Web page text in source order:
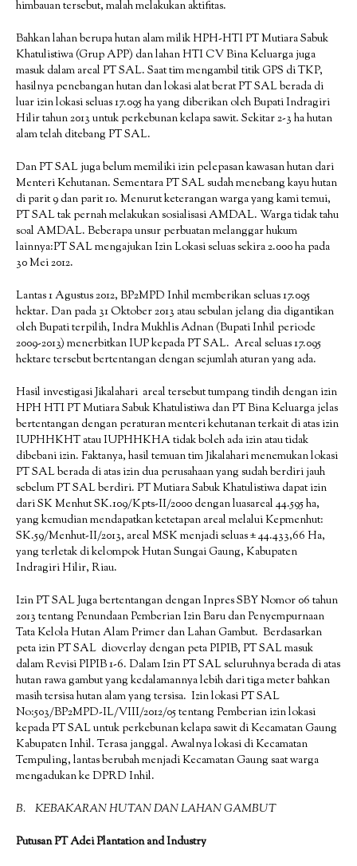
himbauan tersebut, malah melakukan aktifitas.
Bahkan lahan berupa hutan alam milik HPH-HTI PT Mutiara Sabuk
Khatulistiwa (Grup APP) dan lahan HTI CV Bina Keluarga juga
masuk dalam areal PT SAL. Saat tim mengambil titik GPS di TKP,
hasilnya penebangan hutan dan lokasi alat berat PT SAL berada di
luar izin lokasi seluas 17.095 ha yang diberikan oleh Bupati Indragiri
Hilir tahun 2013 untuk perkebunan kelapa sawit. Sekitar 2-3 ha hutan
alam telah ditebang PT SAL.
Dan PT SAL juga belum memiliki izin pelepasan kawasan hutan dari
Menteri Kehutanan. Sementara PT SAL sudah menebang kayu hutan
di parit 9 dan parit 10. Menurut keterangan warga yang kami temui,
PT SAL tak pernah melakukan sosialisasi AMDAL. Warga tidak tahu
soal AMDAL. Beberapa unsur perbuatan melanggar hukum
lainnya:PT SAL mengajukan Izin Lokasi seluas sekira 2.000 ha pada
30 Mei 2012.
Lantas 1 Agustus 2012, BP2MPD Inhil memberikan seluas 17.095
hektar. Dan pada 31 Oktober 2013 atau sebulan jelang dia digantikan
oleh Bupati terpilih, Indra Mukhlis Adnan (Bupati Inhil periode
2009-2013) menerbitkan IUP kepada PT SAL. Areal seluas 17.095
hektare tersebut bertentangan dengan sejumlah aturan yang ada.
Hasil investigasi Jikalahari areal tersebut tumpang tindih dengan izin
HPH HTI PT Mutiara Sabuk Khatulistiwa dan PT Bina Keluarga jelas
bertentangan dengan peraturan menteri kehutanan terkait di atas izin
IUPHHKHT atau IUPHHKHA tidak boleh ada izin atau tidak
dibebani izin. Faktanya, hasil temuan tim Jikalahari menemukan lokasi
PT SAL berada di atas izin dua perusahaan yang sudah berdiri jauh
sebelum PT SAL berdiri. PT Mutiara Sabuk Khatulistiwa dapat izin
dari SK Menhut SK.109/Kpts-II/2000 dengan luasareal 44.595 ha,
yang kemudian mendapatkan ketetapan areal melalui Kepmenhut:
SK.59/Menhut-II/2013, areal MSK menjadi seluas ± 44.433,66 Ha,
yang terletak di kelompok Hutan Sungai Gaung, Kabupaten
Indragiri Hilir, Riau.
Izin PT SAL Juga bertentangan dengan Inpres SBY Nomor 06 tahun
2013 tentang Penundaan Pemberian Izin Baru dan Penyempurnaan
Tata Kelola Hutan Alam Primer dan Lahan Gambut. Berdasarkan
peta izin PT SAL dioverlay dengan peta PIPIB, PT SAL masuk
dalam Revisi PIPIB 1-6. Dalam Izin PT SAL seluruhnya berada di atas
hutan rawa gambut yang kedalamannya lebih dari tiga meter bahkan
masih tersisa hutan alam yang tersisa. Izin lokasi PT SAL
No:503/BP2MPD-IL/VIII/2012/05 tentang Pemberian izin lokasi
kepada PT SAL untuk perkebunan kelapa sawit di Kecamatan Gaung
Kabupaten Inhil. Terasa janggal. Awalnya lokasi di Kecamatan
Tempuling, lantas berubah menjadi Kecamatan Gaung saat warga
mengadukan ke DPRD Inhil.
B. KEBAKARAN HUTAN DAN LAHAN GAMBUT
Putusan PT Adei Plantation and Industry